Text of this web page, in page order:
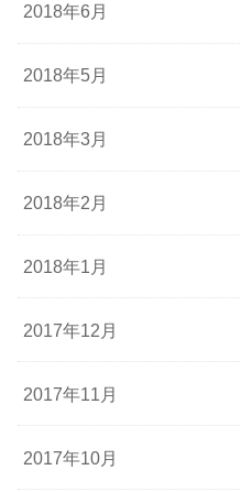
2018年6月
2018年5月
2018年3月
2018年2月
2018年1月
2017年12月
2017年11月
2017年10月